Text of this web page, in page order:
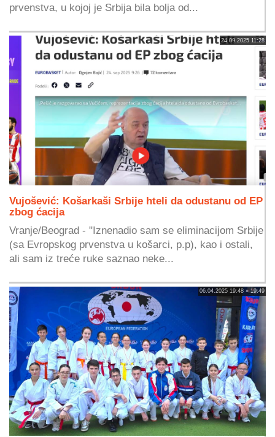
prvenstva, u kojoj je Srbija bila bolja od...
24.09.2025 11:28
Vujošević: Košarkaši Srbije hteli da odustanu od EP
zbog ćacija
Vranje/Beograd - "Iznenadio sam se eliminacijom Srbije
(sa Evropskog prvenstva u košarci, p.p), kao i ostali,
ali sam iz treće ruke saznao neke...
06.04.2025 19:48 » 19:49